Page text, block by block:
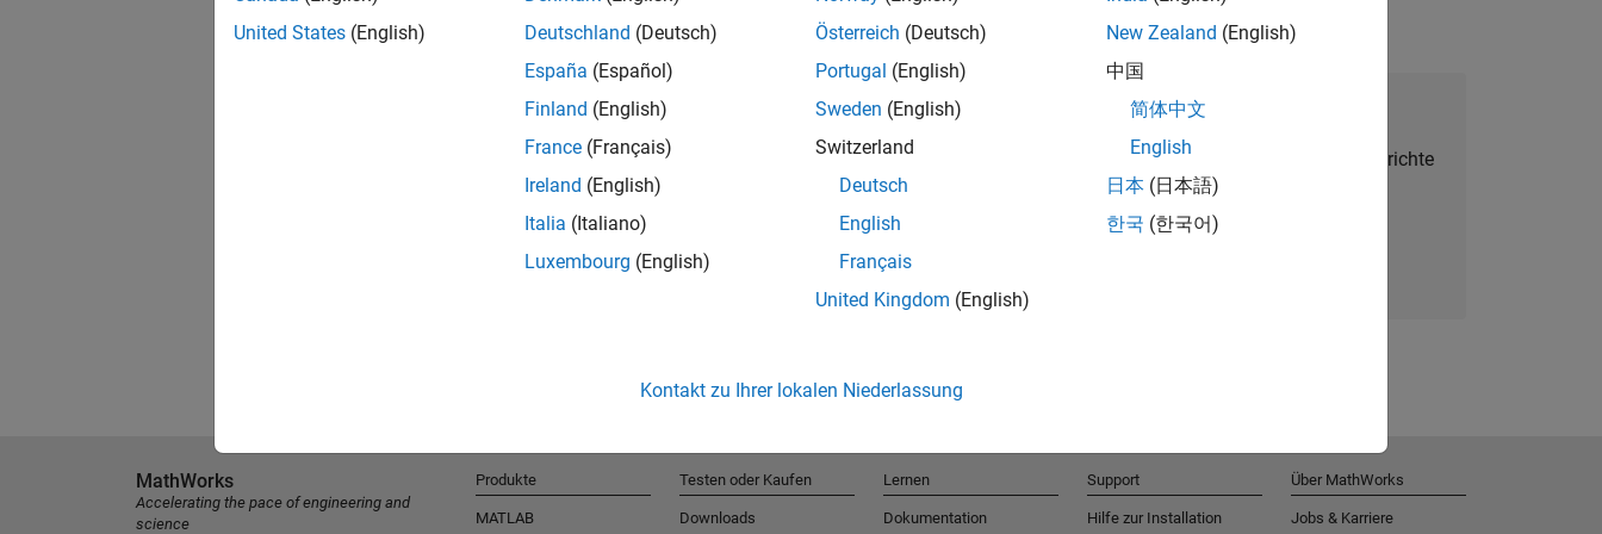
Talent Network beitreten
Erhalten Sie personalisierte Stellenangebote, Berichte
und Unternehmensneuigkeiten.
United States (English)
Deutschland (Deutsch)
España (Español)
Finland (English)
France (Français)
Ireland (English)
Italia (Italiano)
Luxembourg (English)
Österreich (Deutsch)
Portugal (English)
Sweden (English)
Switzerland
Deutsch
English
Français
United Kingdom (English)
New Zealand (English)
中国
简体中文
English
日本 (日本語)
한국 (한국어)
Kontakt zu Ihrer lokalen Niederlassung
MathWorks
Accelerating the pace of engineering and
science
Produkte
MATLAB
Testen oder Kaufen
Downloads
Lernen
Dokumentation
Support
Hilfe zur Installation
Über MathWorks
Jobs & Karriere